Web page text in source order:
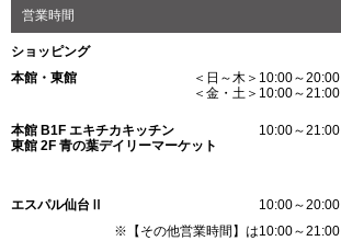
営業時間
ショッピング
本館・東館
＜日～木＞10:00～20:00
＜金・土＞10:00～21:00
本館 B1F エキチカキッチン
東館 2F 青の葉デイリーマーケット
10:00～21:00
エスパル仙台Ⅱ
10:00～20:00
※【その他営業時間】は10:00～21:00